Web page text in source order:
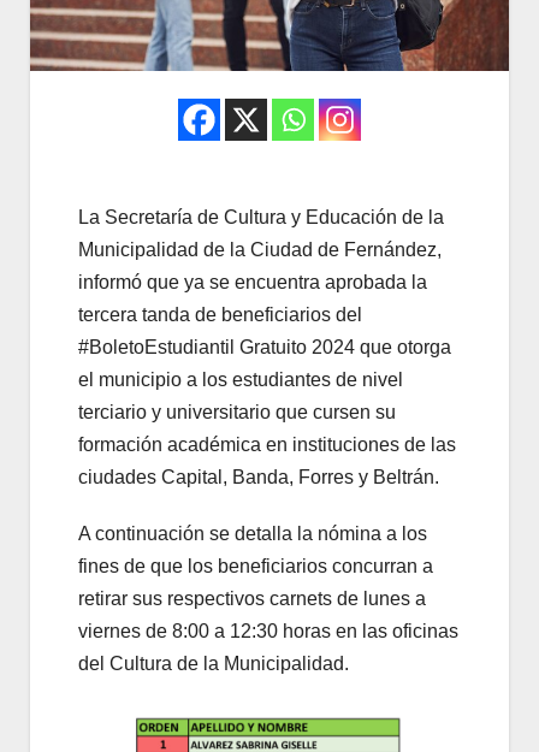
La Secretaría de Cultura y Educación de la
Municipalidad de la Ciudad de Fernández,
informó que ya se encuentra aprobada la
tercera tanda de beneficiarios del
#BoletoEstudiantil Gratuito 2024 que otorga
el municipio a los estudiantes de nivel
terciario y universitario que cursen su
formación académica en instituciones de las
ciudades Capital, Banda, Forres y Beltrán.
A continuación se detalla la nómina a los
fines de que los beneficiarios concurran a
retirar sus respectivos carnets de lunes a
viernes de 8:00 a 12:30 horas en las oficinas
del Cultura de la Municipalidad.